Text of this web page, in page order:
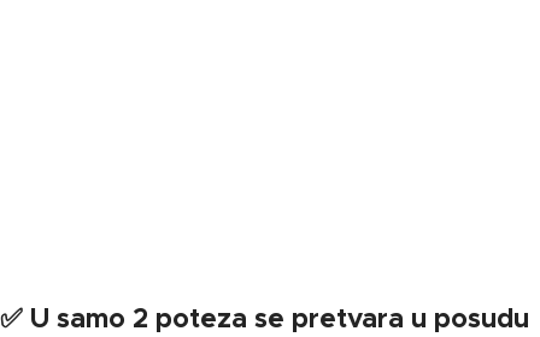
✅ U samo 2 poteza se pretvara u posudu